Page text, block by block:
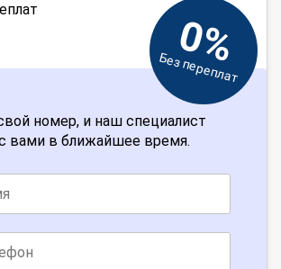
0%
Без переплат
номер, и наш специалист
вами в ближайшее время.